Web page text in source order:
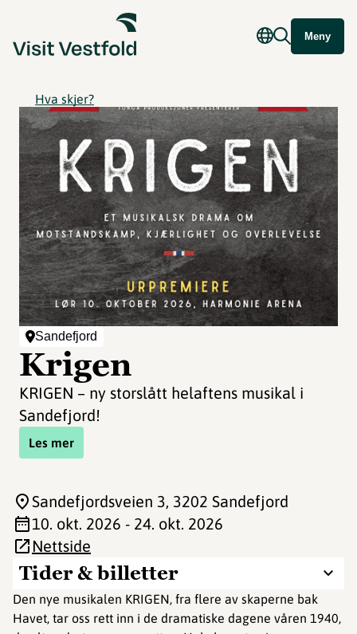
Meny
Hva skjer?
Sandefjord
Krigen
KRIGEN – ny storslått helaftens musikal i
Sandefjord!
Les mer
Tider & billetter
Den nye musikalen KRIGEN, fra flere av skaperne bak
Havet, tar oss rett inn i de dramatiske dagene våren 1940,
Sandefjordsveien 3, 3202 Sandefjord
10. okt. 2026 - 24. okt. 2026
Nettside